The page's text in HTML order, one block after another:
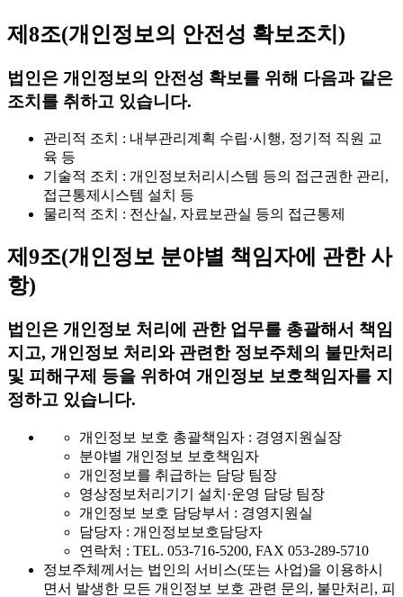
제8조(개인정보의 안전성 확보조치)
법인은 개인정보의 안전성 확보를 위해 다음과 같은
조치를 취하고 있습니다.
관리적 조치 : 내부관리계획 수립·시행, 정기적 직원 교
육 등
기술적 조치 : 개인정보처리시스템 등의 접근권한 관리,
접근통제시스템 설치 등
물리적 조치 : 전산실, 자료보관실 등의 접근통제
제9조(개인정보 분야별 책임자에 관한 사
항)
법인은 개인정보 처리에 관한 업무를 총괄해서 책임
지고, 개인정보 처리와 관련한 정보주체의 불만처리
및 피해구제 등을 위하여 개인정보 보호책임자를 지
정하고 있습니다.
개인정보 보호 총괄책임자 : 경영지원실장
분야별 개인정보 보호책임자
개인정보를 취급하는 담당 팀장
영상정보처리기기 설치·운영 담당 팀장
개인정보 보호 담당부서 : 경영지원실
담당자 : 개인정보보호담당자
연락처 : TEL. 053-716-5200, FAX 053-289-5710
정보주체께서는 법인의 서비스(또는 사업)을 이용하시
면서 발생한 모든 개인정보 보호 관련 문의, 불만처리, 피